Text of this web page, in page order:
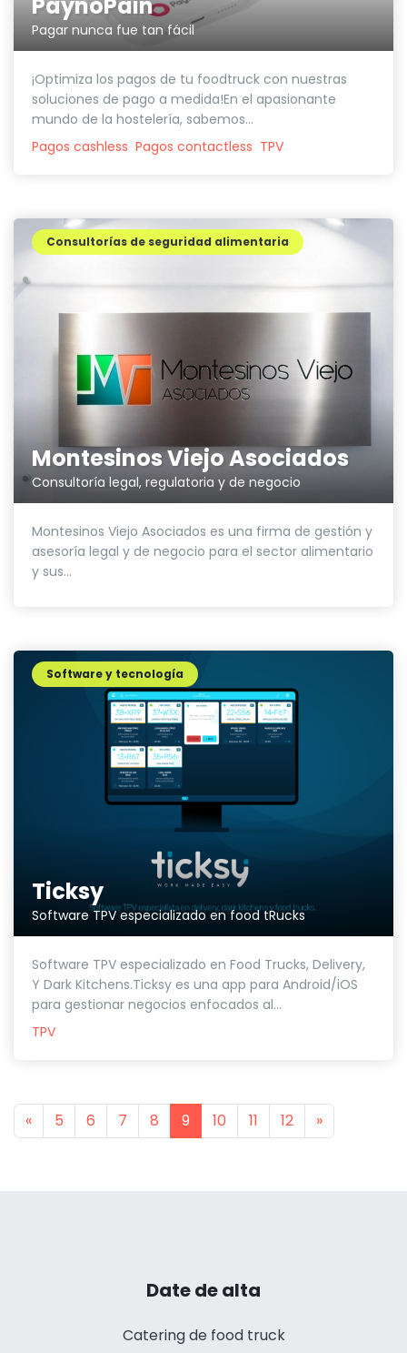
Pagar nunca fue tan fácil
¡Optimiza los pagos de tu foodtruck con nuestras
soluciones de pago a medida!En el apasionante
mundo de la hostelería, sabemos...
Pagos cashless Pagos contactless TPV
Montesinos Viejo Asociados
Consultoría legal, regulatoria y de negocio
Consultorías de seguridad alimentaria
Montesinos Viejo Asociados es una firma de gestión y
asesoría legal y de negocio para el sector alimentario
y sus...
Ticksy
Software TPV especializado en food tRucks
Software y tecnología
Software TPV especializado en Food Trucks, Delivery,
Y Dark Kitchens.Ticksy es una app para Android/iOS
para gestionar negocios enfocados al...
TPV
«Previous
5 6 7 8 9 10 11 12 »Next
Date de alta
Catering de food truck